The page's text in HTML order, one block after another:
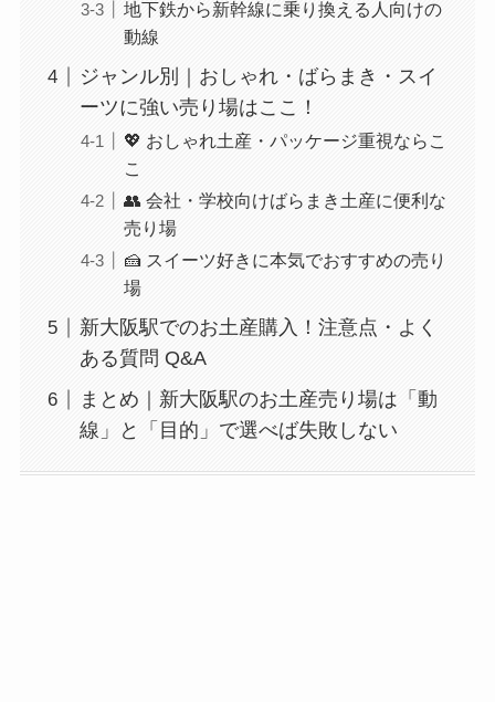
地下鉄から新幹線に乗り換える人向けの
動線
ジャンル別｜おしゃれ・ばらまき・スイ
ーツに強い売り場はここ！
💖 おしゃれ土産・パッケージ重視ならこ
こ
👥 会社・学校向けばらまき土産に便利な
売り場
🍰 スイーツ好きに本気でおすすめの売り
場
新大阪駅でのお土産購入！注意点・よく
ある質問 Q&A
まとめ｜新大阪駅のお土産売り場は「動
線」と「目的」で選べば失敗しない